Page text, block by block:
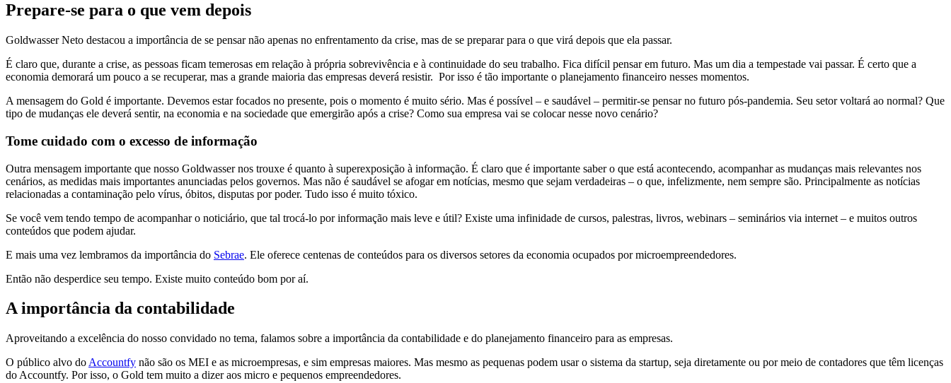
Prepare-se para o que vem depois
Goldwasser Neto destacou a importância de se pensar não apenas no enfrentamento da crise, mas de se preparar para o que virá depois que ela passar.
É claro que, durante a crise, as pessoas ficam temerosas em relação à própria sobrevivência e à continuidade do seu trabalho. Fica difícil pensar em futuro. Mas um dia a tempestade vai passar. É certo que a
economia demorará um pouco a se recuperar, mas a grande maioria das empresas deverá resistir. Por isso é tão importante o planejamento financeiro nesses momentos.
A mensagem do Gold é importante. Devemos estar focados no presente, pois o momento é muito sério. Mas é possível – e saudável – permitir-se pensar no futuro pós-pandemia. Seu setor voltará ao normal? Que
tipo de mudanças ele deverá sentir, na economia e na sociedade que emergirão após a crise? Como sua empresa vai se colocar nesse novo cenário?
Tome cuidado com o excesso de informação
Outra mensagem importante que nosso Goldwasser nos trouxe é quanto à superexposição à informação. É claro que é importante saber o que está acontecendo, acompanhar as mudanças mais relevantes nos
cenários, as medidas mais importantes anunciadas pelos governos. Mas não é saudável se afogar em notícias, mesmo que sejam verdadeiras – o que, infelizmente, nem sempre são. Principalmente as notícias
relacionadas a contaminação pelo vírus, óbitos, disputas por poder. Tudo isso é muito tóxico.
Se você vem tendo tempo de acompanhar o noticiário, que tal trocá-lo por informação mais leve e útil? Existe uma infinidade de cursos, palestras, livros, webinars – seminários via internet – e muitos outros
conteúdos que podem ajudar.
E mais uma vez lembramos da importância do Sebrae. Ele oferece centenas de conteúdos para os diversos setores da economia ocupados por microempreendedores.
Então não desperdice seu tempo. Existe muito conteúdo bom por aí.
A importância da contabilidade
Aproveitando a excelência do nosso convidado no tema, falamos sobre a importância da contabilidade e do planejamento financeiro para as empresas.
O público alvo do Accountfy não são os MEI e as microempresas, e sim empresas maiores. Mas mesmo as pequenas podem usar o sistema da startup, seja diretamente ou por meio de contadores que têm licenças
do Accountfy. Por isso, o Gold tem muito a dizer aos micro e pequenos empreendedores.